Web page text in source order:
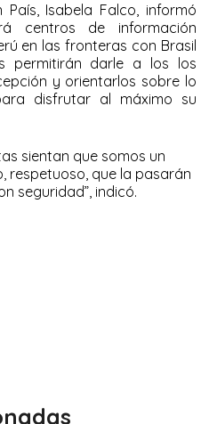
Isabela Falco, informó
centros de información
en las fronteras con Brasil
permitirán darle a los los
y orientarlos sobre lo
disfrutar al máximo su
sientan que somos un
respetuoso, que la pasarán
seguridad”, indicó.